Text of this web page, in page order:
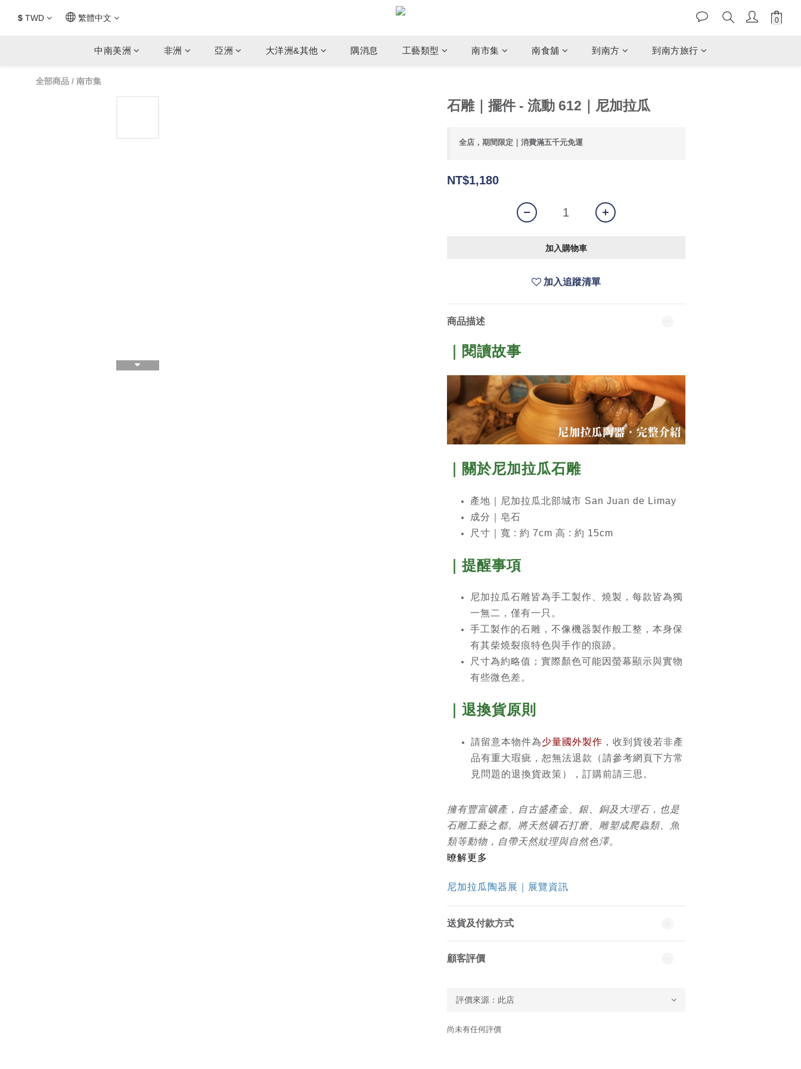
$ TWD 繁體中文
中南美洲 非洲 亞洲 大洋洲&其他 隅消息 工藝類型 南市集 南食舖 到南方 到南方旅行
全部商品 / 南市集
石雕｜擺件 - 流動 612｜尼加拉瓜
全店，期間限定｜消費滿五千元免運
NT$1,180
加入購物車
加入追蹤清單
商品描述
｜閱讀故事
｜關於尼加拉瓜石雕
產地｜尼加拉瓜北部城市 San Juan de Limay
成分｜ 皂石
尺寸｜寬 : 約 7cm 高 : 約 15cm
｜提醒事項
尼加拉瓜石雕皆為手工製作、燒製，每款皆為獨
一無二，僅有一只。
手工製作的石雕，不像機器製作般工整，本身保
有其柴燒裂痕特色與手作的痕跡。
尺寸為約略值；實際顏色可能因螢幕顯示與實物
有些微色差。
｜退換貨原則
請留意本物件為少量國外製作 ，收到貨後若非產
品有重大瑕疵，恕無法退款（請參考網頁下方常
見問題的退換貨政策），訂購前請三思。
擁有豐富礦產，自古盛產金、銀、銅及大理石，也是
石雕工藝之都。將天然礦石打磨、雕塑成爬蟲類、魚
類等動物，自帶天然紋理與自然色澤。
暸解更多
尼加拉瓜陶器展｜展覽資訊
送貨及付款方式
顧客評價
尚未有任何評價